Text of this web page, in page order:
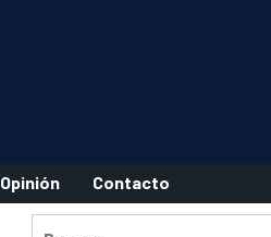
Opinión Contacto